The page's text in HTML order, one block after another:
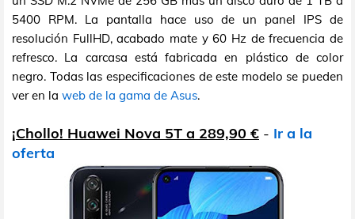
5400 RPM. La pantalla hace uso de un panel IPS de
resolución FullHD, acabado mate y 60 Hz de frecuencia de
refresco. La carcasa está fabricada en plástico de color
negro. Todas las especificaciones de este modelo se pueden
ver en la web de la gama de Asus.
¡Chollo! Huawei Nova 5T a 289,90 € - Ir a la
oferta